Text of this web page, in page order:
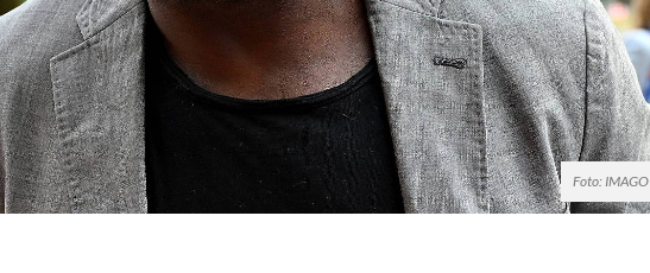
Foto: IMAGO